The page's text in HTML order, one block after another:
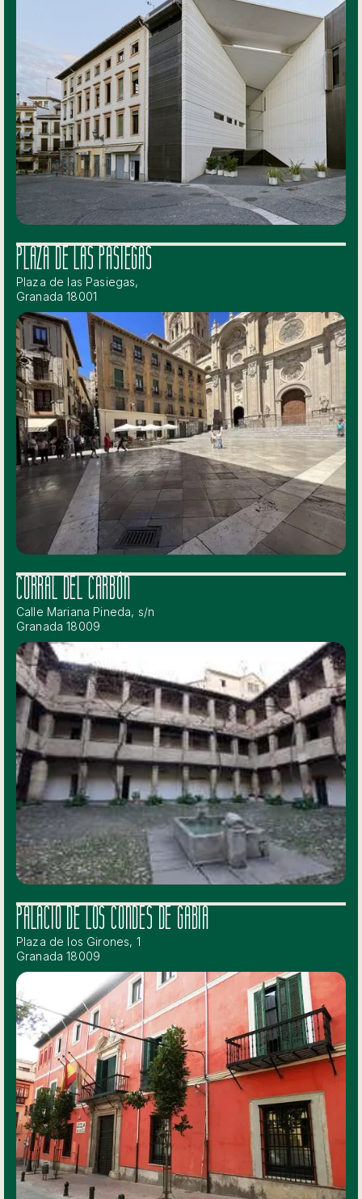
PLAZA DE LAS PASIEGAS
Plaza de las Pasiegas,
Granada 18001
CORRAL DEL CARBÓN
Calle Mariana Pineda, s/n
Granada 18009
PALACIO DE LOS CONDES DE GABIA
Plaza de los Girones, 1
Granada 18009